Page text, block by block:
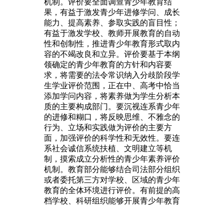
果，有益于激发青少年进修学问、成长
能力、提高素养、参取实践的盲目性；
有益于激发学校、教师开展教育的自动
性和创制性，推进青少年教育形式取内
容的不竭改良和立异。评价要基于本纲
领确定的青少年教育的方针和内容要
求，将需要的法令常识纳入分歧阶段学
生学业评价范围，正在中、高考中恰当
添加学问内容，将素养做为学生分析本
质的主要构成部门。要沉视连系青少年
的进修和糊口，将反映思维、不雅念的
行为、立场和实践做为评价的主要方
面，加强评价的科学性和无效性。要连
系社会诚信系统扶植、文明建立等机
制，摸索成立分析性的青少年素养评价
机制。教育部分能够结合司法部分组织
或者委托第三方对学校、区域的青少年
教育的全体环境进行评价。有前提的高
档学校、科研组织能够开展青少年教育